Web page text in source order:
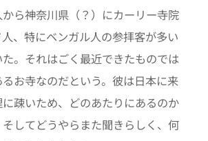
ら神奈川県（？）にカーリー寺院
、特にベンガル人の参拝客が多い
。それはごく最近できたものでは
お寺なのだという。彼は日本に来
疎いため、どのあたりにあるのか
してどうやらまた聞きらしく、何